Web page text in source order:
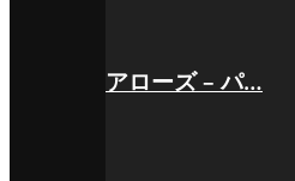
アローズ – パ…